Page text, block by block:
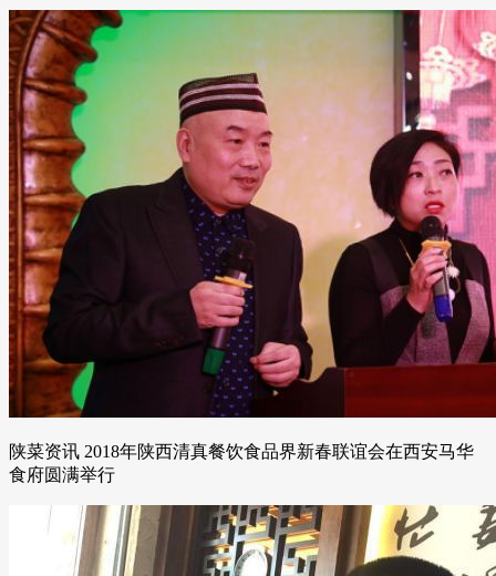
陕菜资讯 2018年陕西清真餐饮食品界新春联谊会在西安马华
食府圆满举行